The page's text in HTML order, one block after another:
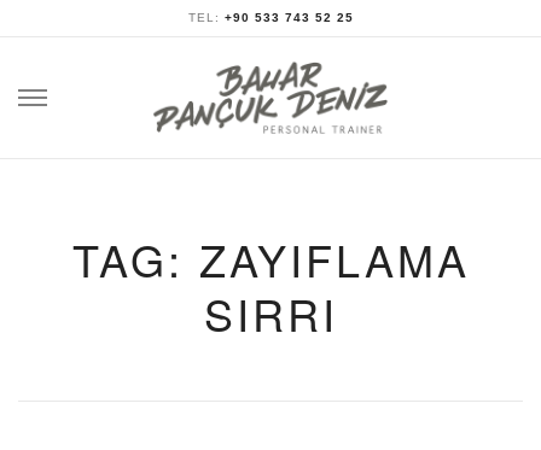
TEL: +90 533 743 52 25
TAG: ZAYIFLAMA
SIRRI